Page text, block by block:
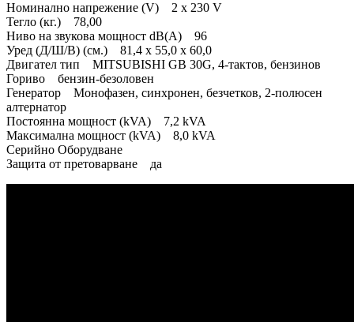
Номинално напрежение (V) 2 x 230 V
Тегло (кг.) 78,00
Ниво на звукова мощност dB(A) 96
Уред (Д/Ш/В) (cм.) 81,4 x 55,0 x 60,0
Двигател тип MITSUBISHI GB 30G, 4-тактов, бензинов
Гориво бензин-безоловен
Генератор Монофазен, синхронен, безчетков, 2-полюсен
алтернатор
Постоянна мощност (kVA) 7,2 kVA
Максимална мощност (kVA) 8,0 kVA
Серийно Оборудване
Защита от претоварване да